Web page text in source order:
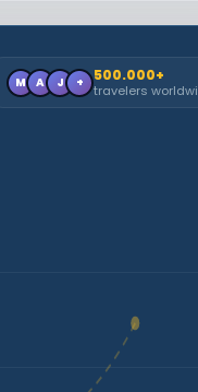
M A J + 500.000+
travelers